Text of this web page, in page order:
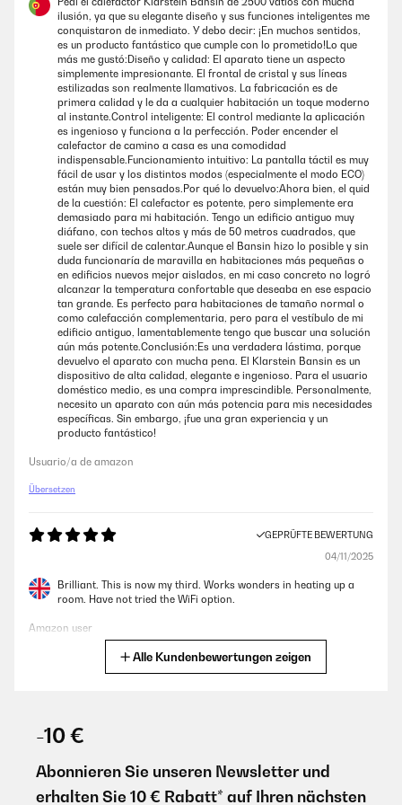
18/10/2025
Tolles Gerät .Schnelle Wärme einfache Handhabung super mit der App
Amazon-Benutzer
GEPRÜFTE BEWERTUNG
Für unseren Wintergarten (ca. 30 m²) ideal. Heizt schnell auf eingestellte
Temperatur, funktioniert im WLAN ohne Probleme, ist absolut
geräuschlos.
Amazon-Benutzer
ilusión, ya que su elegante diseño y sus funciones inteligentes me
conquistaron de inmediato. Y debo decir: ¡En muchos sentidos,
es un producto fantástico que cumple con lo prometido!Lo que
más me gustó:Diseño y calidad: El aparato tiene un aspecto
simplemente impresionante. El frontal de cristal y sus líneas
estilizadas son realmente llamativos. La fabricación es de
primera calidad y le da a cualquier habitación un toque moderno
al instante.Control inteligente: El control mediante la aplicación
es ingenioso y funciona a la perfección. Poder encender el
calefactor de camino a casa es una comodidad
indispensable.Funcionamiento intuitivo: La pantalla táctil es muy
fácil de usar y los distintos modos (especialmente el modo ECO)
están muy bien pensados.Por qué lo devuelvo:Ahora bien, el quid
de la cuestión: El calefactor es potente, pero simplemente era
demasiado para mi habitación. Tengo un edificio antiguo muy
diáfano, con techos altos y más de 50 metros cuadrados, que
suele ser difícil de calentar.Aunque el Bansin hizo lo posible y sin
duda funcionaría de maravilla en habitaciones más pequeñas o
en edificios nuevos mejor aislados, en mi caso concreto no logró
alcanzar la temperatura confortable que deseaba en ese espacio
tan grande. Es perfecto para habitaciones de tamaño normal o
como calefacción complementaria, pero para el vestíbulo de mi
edificio antiguo, lamentablemente tengo que buscar una solución
aún más potente.Conclusión:Es una verdadera lástima, porque
devuelvo el aparato con mucha pena. El Klarstein Bansin es un
dispositivo de alta calidad, elegante e ingenioso. Para el usuario
doméstico medio, es una compra imprescindible. Personalmente,
necesito un aparato con aún más potencia para mis necesidades
específicas. Sin embargo, ¡fue una gran experiencia y un
producto fantástico!
Usuario/a de amazon
Übersetzen
GEPRÜFTE BEWERTUNG
04/11/2025
Brilliant. This is now my third. Works wonders in heating up a
room. Have not tried the WiFi option.
Amazon user
recomande le produit
Utilisateur d'Amazon
Alle Kundenbewertungen zeigen
-10 €
Abonnieren Sie unseren Newsletter und
erhalten Sie 10 € Rabatt* auf Ihren nächsten